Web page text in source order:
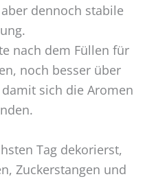
dennoch stabile
nach dem Füllen für
noch besser über
sich die Aromen
Tag dekorierst,
Zuckerstangen und